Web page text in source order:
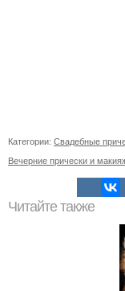
Категории: Свадебные
Вечерние прически и
Читайте также